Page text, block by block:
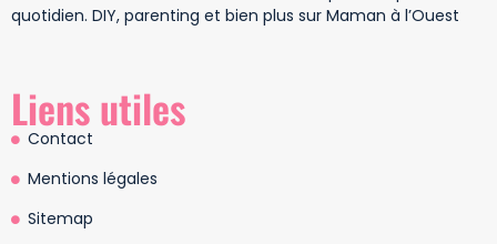
quotidien. DIY, parenting et bien plus sur Maman à l’Ouest
Liens utiles
Contact
Mentions légales
Sitemap